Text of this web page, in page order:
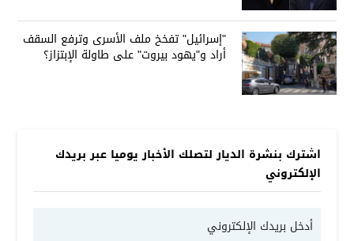
"إسرائيل" تفخخ ملف الأسرى وترفع السقف
أراد و"يهود بيروت" على طاولة الإبتزاز؟
اشترك بنشرة الديار لتصلك الأخبار يوميا عبر بريدك
الإلكتروني